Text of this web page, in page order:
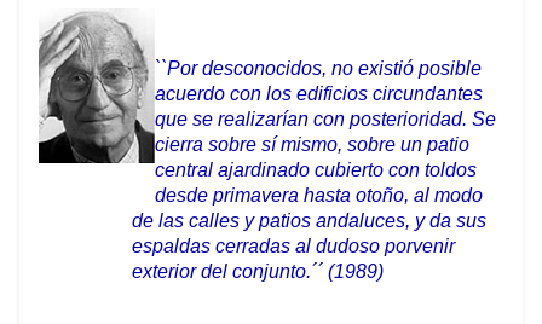
``Por desconocidos, no existió posible
acuerdo con los edificios circundantes
que se realizarían con posterioridad. Se
cierra sobre sí mismo, sobre un patio
central ajardinado cubierto con toldos
desde primavera hasta otoño, al modo
de las calles y patios andaluces, y da sus
espaldas cerradas al dudoso porvenir
exterior del conjunto.´´ (1989)